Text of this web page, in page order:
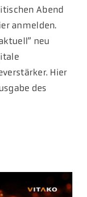
Abend
anmelden.
neu
Hier
des